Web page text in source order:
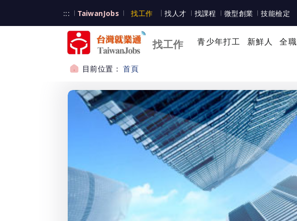
::: TaiwanJobs 台灣就業通
找工作 台灣就業通
找人才 找課程 微型創業 技能檢定
找工作 青少年打工 新鮮人 全職
目前位置：首頁